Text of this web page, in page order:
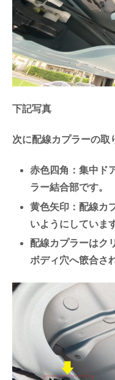
下記写真
次に配線カプラーの取
赤色四角：集中ド
ラー結合部です。
黄色矢印：配線カ
いようにしていま
配線カプラーはク
ボディ穴へ篏合さ